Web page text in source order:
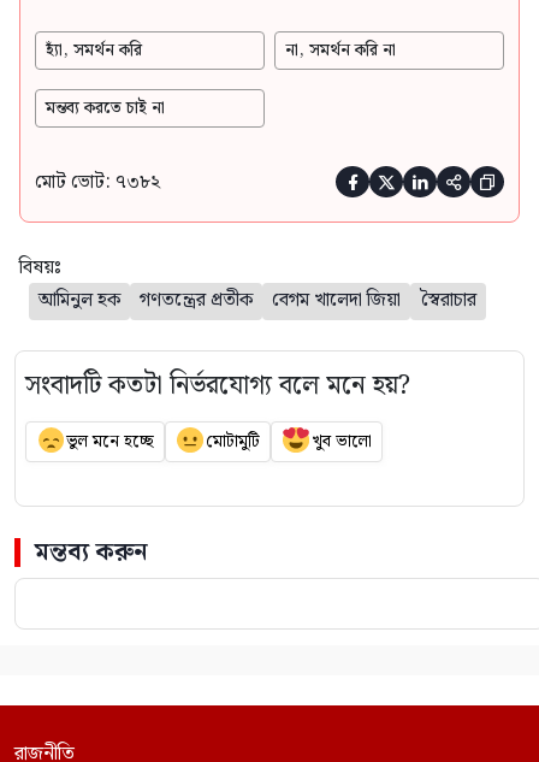
হ্যাঁ, সমর্থন করি না, সমর্থন করি না
মন্তব্য করতে চাই না
মোট ভোট: ৭৩৮২     
বিষয়ঃ
আমিনুল হক
গণতন্ত্রের প্রতীক বেগম খালেদা জিয়া স্বৈরাচার
সংবাদটি কতটা নির্ভরযোগ্য বলে মনে হয়?
ভুল মনে হচ্ছে মোটামুটি খুব ভালো
মন্তব্য করুন
রাজনীতি